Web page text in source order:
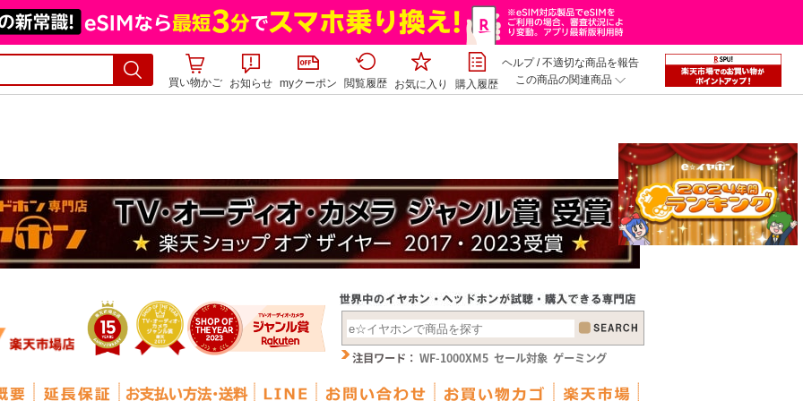
買い物かご お知らせ myクーポン 閲覧履歴 お気に入り 購入履歴
ヘルプ/不適切な商品を報告
この商品の関連商品